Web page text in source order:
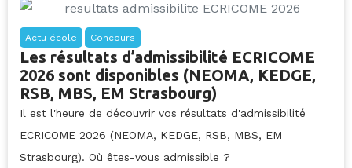
Actu école Concours
Les résultats d’admissibilité ECRICOME
2026 sont disponibles (NEOMA, KEDGE,
RSB, MBS, EM Strasbourg)
Il est l'heure de découvrir vos résultats d'admissibilité
ECRICOME 2026 (NEOMA, KEDGE, RSB, MBS, EM
Strasbourg). Où êtes-vous admissible ?